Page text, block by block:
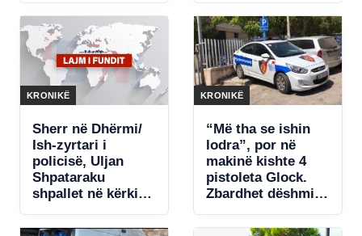
ish-zyrtari i
policisë i kërcënoi
me jetë. Shpallet
në kërkim
KRONIKË
Sherr në Dhërmi/
Ish-zyrtari i
policisë, Uljan
Shpataraku
shpallet në kërkim.
KRONIKË
“Më tha se ishin
lodra”, por në
makinë kishte 4
pistoleta Glock.
Zbardhet dëshmia
Sarandë